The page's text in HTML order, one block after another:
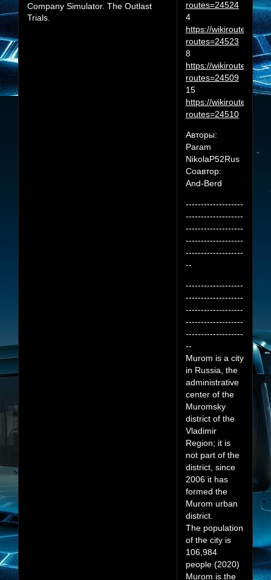
Company Simulator. The Outlast
Trials.
routes=24524
4
https://
routes=24523
8
https://
routes=24509
15
https://
routes=24510
Авторы:
Param
NikolaP52Rus
Соавтор:
And-Berd
-------------------
-------------------
-------------------
-------------------
-------------------
--
-------------------
-------------------
-------------------
-------------------
-------------------
--
Murom is a city
in Russia, the
administrative
center of the
Muromsky
district of the
Vladimir
Region; it is
not part of the
district, since
2006 it has
formed the
Murom urban
district.
The population
of the city is
106,984
people (2020)
Murom is the